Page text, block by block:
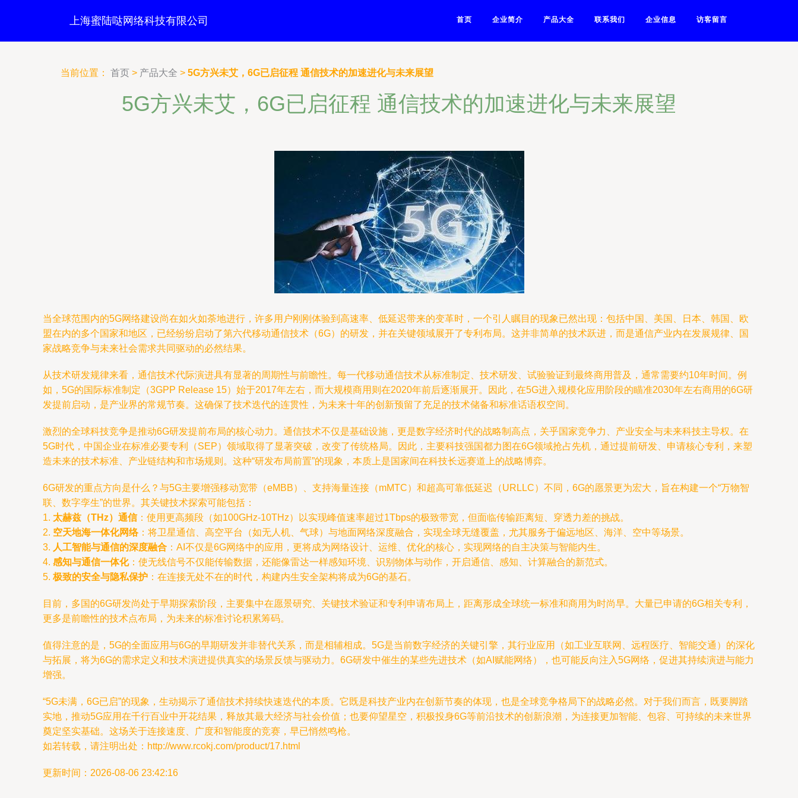
上海蜜陆哒网络科技有限公司 首页 企业简介 产品大全 联系我们 企业信息 访客留言
当前位置： 首页 > 产品大全 > 5G方兴未艾，6G已启征程 通信技术的加速进化与未来展望
5G方兴未艾，6G已启征程 通信技术的加速进化与未来展望
当全球范围内的5G网络建设尚在如火如荼地进行，许多用户刚刚体验到高速率、低延迟带来的变革时，一个引人瞩目的现象已然出现：包括中国、美国、日本、韩国、欧
盟在内的多个国家和地区，已经纷纷启动了第六代移动通信技术（6G）的研发，并在关键领域展开了专利布局。这并非简单的技术跃进，而是通信产业内在发展规律、国
家战略竞争与未来社会需求共同驱动的必然结果。
从技术研发规律来看，通信技术代际演进具有显著的周期性与前瞻性。每一代移动通信技术从标准制定、技术研发、试验验证到最终商用普及，通常需要约10年时间。例
如，5G的国际标准制定（3GPP Release 15）始于2017年左右，而大规模商用则在2020年前后逐渐展开。因此，在5G进入规模化应用阶段的瞄准2030年左右商用的6G研
发提前启动，是产业界的常规节奏。这确保了技术迭代的连贯性，为未来十年的创新预留了充足的技术储备和标准话语权空间。
激烈的全球科技竞争是推动6G研发提前布局的核心动力。通信技术不仅是基础设施，更是数字经济时代的战略制高点，关乎国家竞争力、产业安全与未来科技主导权。在
5G时代，中国企业在标准必要专利（SEP）领域取得了显著突破，改变了传统格局。因此，主要科技强国都力图在6G领域抢占先机，通过提前研发、申请核心专利，来塑
造未来的技术标准、产业链结构和市场规则。这种“研发布局前置”的现象，本质上是国家间在科技长远赛道上的战略博弈。
6G研发的重点方向是什么？与5G主要增强移动宽带（eMBB）、支持海量连接（mMTC）和超高可靠低延迟（URLLC）不同，6G的愿景更为宏大，旨在构建一个“万物智
联、数字孪生”的世界。其关键技术探索可能包括：
1. 太赫兹（THz）通信：使用更高频段（如100GHz-10THz）以实现峰值速率超过1Tbps的极致带宽，但面临传输距离短、穿透力差的挑战。
2. 空天地海一体化网络：将卫星通信、高空平台（如无人机、气球）与地面网络深度融合，实现全球无缝覆盖，尤其服务于偏远地区、海洋、空中等场景。
3. 人工智能与通信的深度融合 ：AI不仅是6G网络中的应用，更将成为网络设计、运维、优化的核心，实现网络的自主决策与智能内生。
4. 感知与通信一体化：使无线信号不仅能传输数据，还能像雷达一样感知环境、识别物体与动作，开启通信、感知、计算融合的新范式。
5. 极致的安全与隐私保护 ：在连接无处不在的时代，构建内生安全架构将成为6G的基石。
目前，多国的6G研发尚处于早期探索阶段，主要集中在愿景研究、关键技术验证和专利申请布局上，距离形成全球统一标准和商用为时尚早。大量已申请的6G相关专利，
更多是前瞻性的技术点布局，为未来的标准讨论积累筹码。
值得注意的是，5G的全面应用与6G的早期研发并非替代关系，而是相辅相成。5G是当前数字经济的关键引擎，其行业应用（如工业互联网、远程医疗、智能交通）的深化
与拓展，将为6G的需求定义和技术演进提供真实的场景反馈与驱动力。6G研发中催生的某些先进技术（如AI赋能网络），也可能反向注入5G网络，促进其持续演进与能力
增强。
“5G未满，6G已启”的现象，生动揭示了通信技术持续快速迭代的本质。它既是科技产业内在创新节奏的体现，也是全球竞争格局下的战略必然。对于我们而言，既要脚踏
实地，推动5G应用在千行百业中开花结果，释放其最大经济与社会价值；也要仰望星空，积极投身6G等前沿技术的创新浪潮，为连接更加智能、包容、可持续的未来世界
奠定坚实基础。这场关于连接速度、广度和智能度的竞赛，早已悄然鸣枪。
如若转载，请注明出处：http://www.rcokj.com/product/17.html
更新时间：2026-08-06 23:42:16